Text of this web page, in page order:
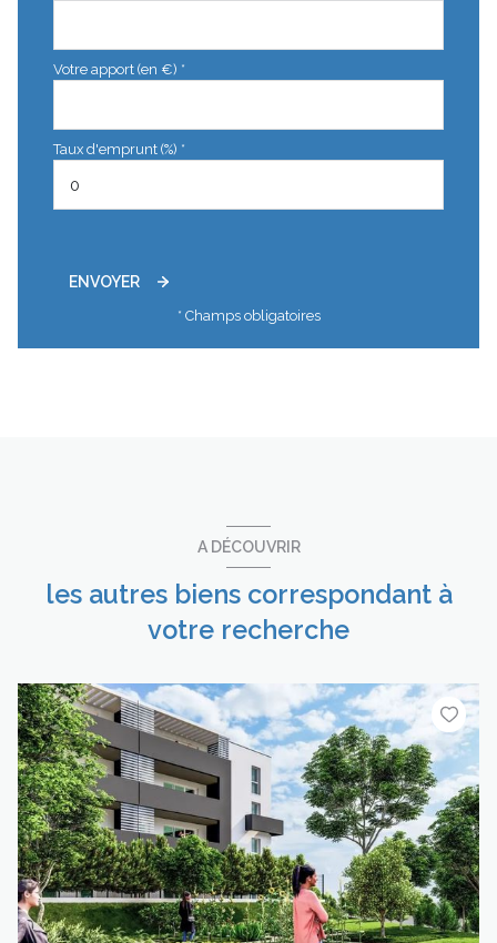
Votre apport (en €) *
Taux d'emprunt (%) *
ENVOYER
* Champs obligatoires
A DÉCOUVRIR
les autres biens correspondant à
votre recherche